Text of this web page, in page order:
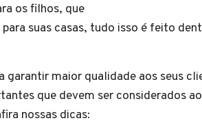
os filhos, que
suas casas, tudo isso é feito
maior qualidade aos seus
que devem ser considerados
nossas dicas: